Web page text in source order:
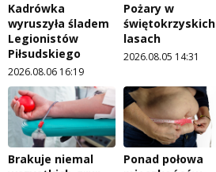
Kadrówka
wyruszyła śladem
Legionistów
Piłsudskiego
2026.08.06 16:19
Pożary w
świętokrzyskich
lasach
2026.08.05 14:31
Brakuje niemal
Ponad połowa